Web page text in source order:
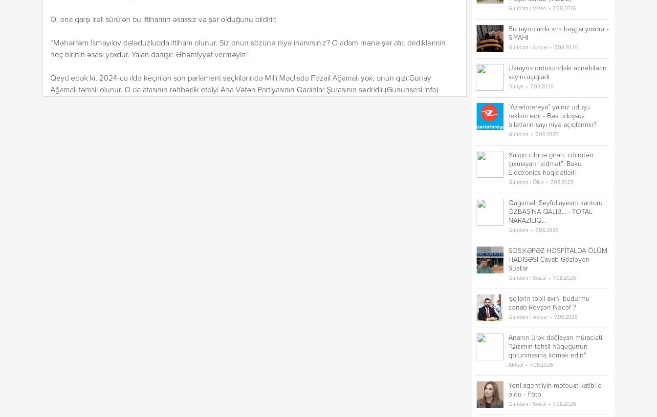
O, ona qarşı irəli sürülən bu ittihamın əsassız və şər olduğunu bildirir:
“Məhərrəm İsmayılov dələduzluqda ittiham olunur. Siz onun sözünə niyə inanırsınız? O adam mənə şər atır, dediklərinin
heç birinin əsası yoxdur. Yalan danışır. Əhəmiyyət verməyin”.
Qeyd edək ki, 2024-cü ildə keçirilən son parlament seçkilərində Milli Məclisdə Fəzail Ağamalı yox, onun qızı Günay
Ağamalı təmsil olunur. O da atasının rəhbərlik etdiyi Ana Vətən Partiyasının Qadınlar Şurasının sədridir.(Gununsesi.info)
Gündəm / Video 7.08.2026
Bu rayonlarda icra başçısı yoxdur -
SİYAHI
Gündəm / Aktual 7.08.2026
Ukrayna ordusundakı əcnəbilərin
sayını açıqladı
Dünya 7.08.2026
“Azərlotereya” yalnız uduşu
reklam edir - Bəs uduşsuz
biletlərin sayı niyə açıqlanmır?
Gündəm 7.08.2026
Xalqın cibinə girən, cibindən
çıxmayan “xidmət”: Baku
Electronics həqiqətləri!
Gündəm / Ölkə 7.08.2026
Qağaməli Seyfullayevin kantoru
ÖZBAŞINA QALIB... - TOTAL
NARAZILIQ...
Gündəm 7.08.2026
SOS:KƏPƏZ HOSPİTALDA ÖLÜM
HADİSƏSI-Cavab Gözləyən
Suallar
Gündəm / Sosial 7.08.2026
İşçilərin təbii axını budurmu
cənab Rovşən Nəcəf ?
Gündəm / Aktual 7.08.2026
Ananın ürək dağlayan müraciəti:
"Qızımın təhsil hüququnun
qorunmasına kömək edin"
Aktual 7.08.2026
Yeni agentliyin mətbuat katibi o
oldu - Foto
Gündəm / Sosial 7.08.2026